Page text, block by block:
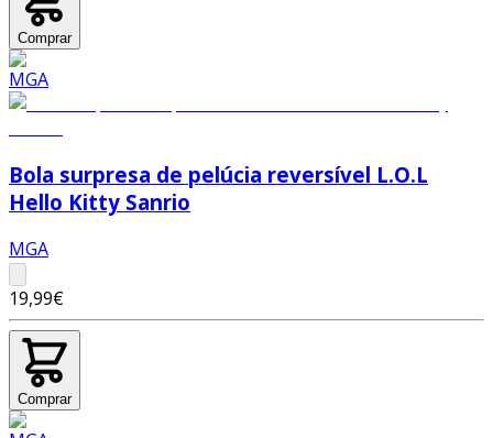
Comprar
Bola surpresa de pelúcia reversível L.O.L
Hello Kitty Sanrio
MGA
19,99€
Comprar